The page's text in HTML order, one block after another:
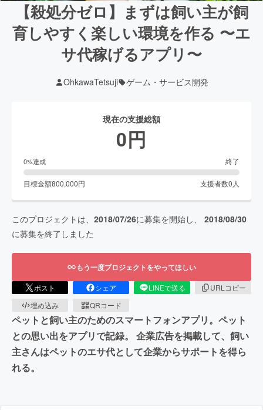
【殺処分ゼロ】まずは飼い主が飼
育しやすく楽しい環境を作る 〜エ
サ代稼げるアプリ〜
OhkawaTetsuji ゲーム・サービス開発
現在の支援総額
0円
0%達成 終了
目標金額800,000円 支援者数0 人
このプロジェクトは、 2018/07/26に募集を開始し、 2018/08/30
に募集を終了しました
もう一度プロジェクトをやってほしい
ポスト シェア LINEで送る
URLコピー
埋め込み
QRコード
ペットと飼い主のためのスマートフォンアプリ。ペット
との思い出をアプリで記録。 企業広告を掲載して、飼い
主さんはペットのエサ代として企業からサポートを得ら
れる。